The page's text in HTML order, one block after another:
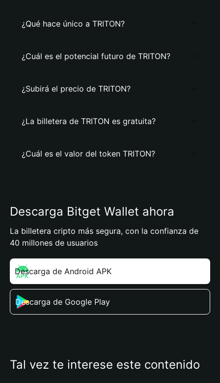
¿Qué hace único a TRITON?
¿Cuál es el potencial futuro de TRITON?
¿Subirá el precio de TRITON?
¿La billetera de TRITON es gratuita?
¿Cuál es el valor del token TRITON?
Descarga Bitget Wallet ahora
La billetera cripto más segura, con la confianza de
40 millones de usuarios
Descarga de Android APK
Descarga de Google Play
Tal vez te interese este contenido